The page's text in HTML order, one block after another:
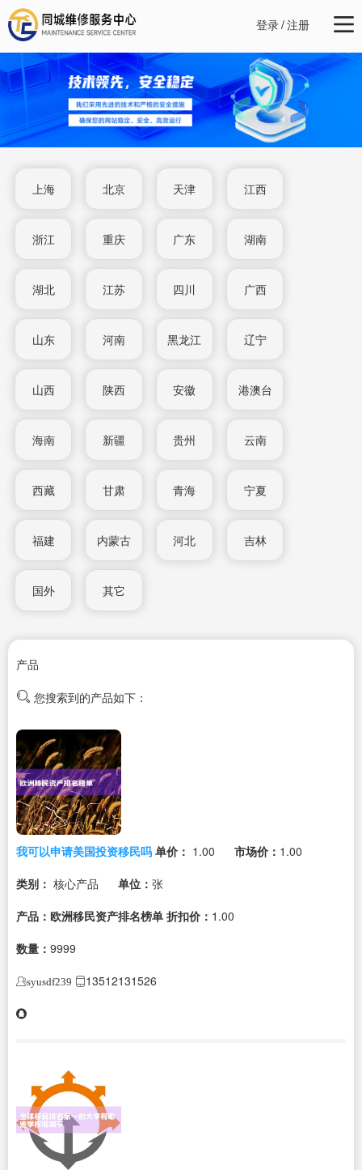
登录/注册
上海 北京 天津 江西
浙江 重庆 广东 湖南
湖北 江苏 四川 广西
山东 河南 黑龙江 辽宁
山西 陕西 安徽 港澳台
海南 新疆 贵州 云南
西藏 甘肃 青海 宁夏
福建 内蒙古 河北 吉林
国外 其它
产品
您搜索到的产品如下：
我可以申请美国投资移民吗 单价： 1.00 市场价： 1.00
类别： 核心产品 单位： 张
产品：欧洲移民资产排名榜单 折扣价： 1.00
数量： 9999
syusdf239 13512131526